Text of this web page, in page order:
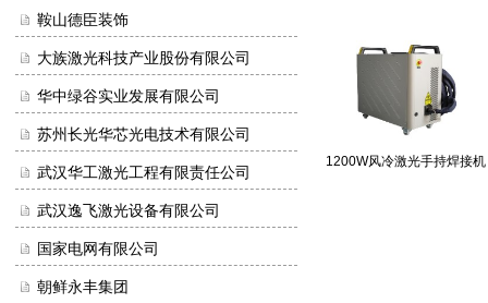
鞍山德臣装饰
大族激光科技产业股份有限公司
华中绿谷实业发展有限公司
苏州长光华芯光电技术有限公司
武汉华工激光工程有限责任公司
武汉逸飞激光设备有限公司
国家电网有限公司
朝鲜永丰集团
1200W风冷激光手持焊接机